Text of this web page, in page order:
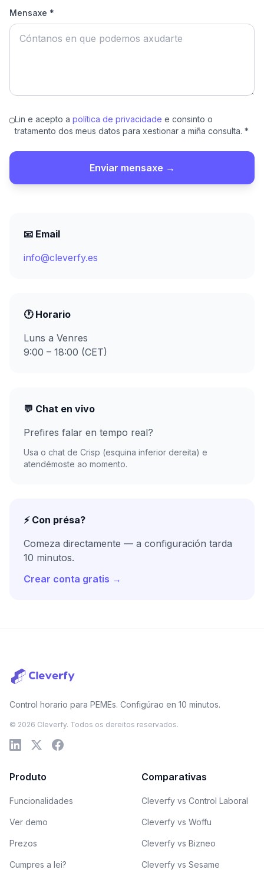
Mensaxe *
Lin e acepto a política de privacidade e consinto o
tratamento dos meus datos para xestionar a miña consulta. *
Enviar mensaxe →
📧 Email
info@cleverfy.es
🕐 Horario
Luns a Venres
9:00 – 18:00 (CET)
💬 Chat en vivo
Prefires falar en tempo real?
Usa o chat de Crisp (esquina inferior dereita) e
atendémoste ao momento.
⚡ Con présa?
Comeza directamente — a configuración tarda
10 minutos.
Crear conta gratis →
Control horario para PEMEs. Configúrao en 10 minutos.
© 2026 Cleverfy. Todos os dereitos reservados.
Produto
Funcionalidades
Ver demo
Prezos
Cumpres a lei?
Comparativas
Cleverfy vs Control Laboral
Cleverfy vs Woffu
Cleverfy vs Bizneo
Cleverfy vs Sesame